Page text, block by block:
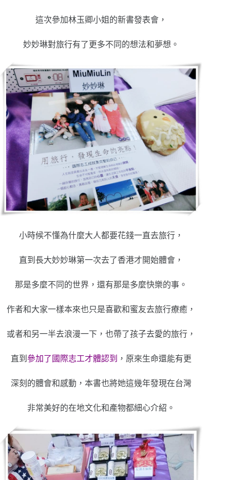
這次參加林玉卿小姐的新書發表會，
妙妙琳對旅行有了更多不同的想法和夢想。
小時候不懂為什麼大人都要花錢一直去旅行，
直到長大妙妙琳第一次去了香港才開始體會，
那是多麼不同的世界，還有那是多麼快樂的事。
作者和大家一樣本來也只是喜歡和蜜友去旅行療癒，
或者和另一半去浪漫一下，也帶了孩子去愛的旅行，
直到參加了國際志工才體認到 ，原來生命還能有更
深刻的體會和感動，本書也將她這幾年發現在台灣
非常美好的在地文化和產物都細心介紹。